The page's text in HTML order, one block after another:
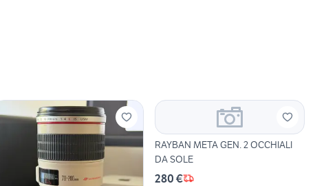
RAYBAN META GEN. 2 OCCHIALI
DA SOLE
280 €